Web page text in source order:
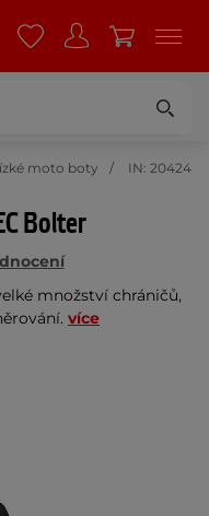
moto boty IN: 20424
Bolter
množství chráničů,
více